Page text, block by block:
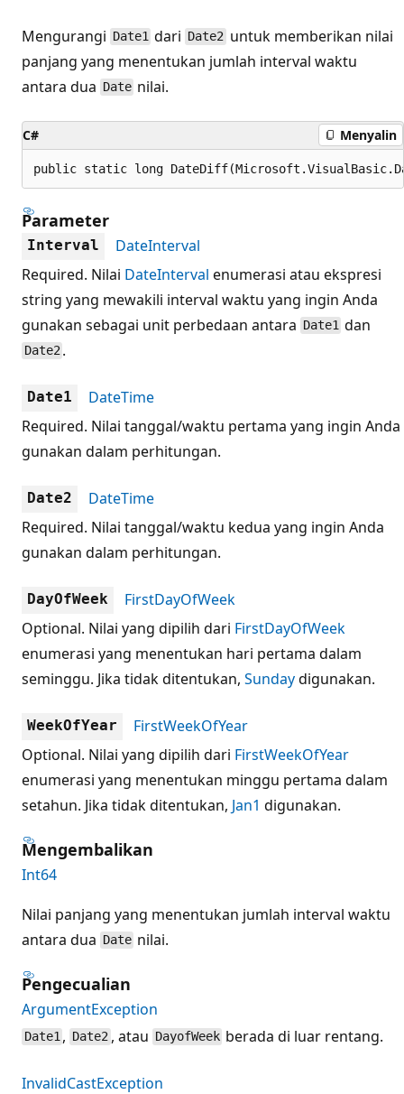
Mengurangi Date1 dari Date2untuk memberikan nilai
panjang yang menentukan jumlah interval waktu
antara dua Date nilai.
C# Menyalin
public static long
Parameter
Interval
DateInterval
Required. Nilai DateInterval enumerasi atau ekspresi
string yang mewakili interval waktu yang ingin Anda
gunakan sebagai unit perbedaan antara Date1 dan
Date2 .
Date1
DateTime
Required. Nilai tanggal/waktu pertama yang ingin Anda
gunakan dalam perhitungan.
Date2
DateTime
Required. Nilai tanggal/waktu kedua yang ingin Anda
gunakan dalam perhitungan.
DayOfWeek
FirstDayOfWeek
Optional. Nilai yang dipilih dari FirstDayOfWeek
enumerasi yang menentukan hari pertama dalam
seminggu. Jika tidak ditentukan, Sundaydigunakan.
WeekOfYear
FirstWeekOfYear
Optional. Nilai yang dipilih dari FirstWeekOfYear
enumerasi yang menentukan minggu pertama dalam
setahun. Jika tidak ditentukan, Jan1 digunakan.
Mengembalikan
Int64
Nilai panjang yang menentukan jumlah interval waktu
antara dua Date nilai.
Pengecualian
ArgumentException
Date1 , Date2, atau DayofWeek berada di luar rentang.
InvalidCastException